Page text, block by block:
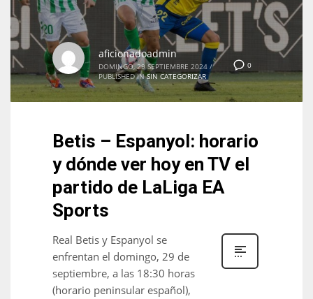
0
aficionadoadmin
DOMINGO, 29 SEPTIEMBRE 2024 /
PUBLISHED IN SIN CATEGORIZAR
Betis – Espanyol: horario
y dónde ver hoy en TV el
partido de LaLiga EA
Sports
Real Betis y Espanyol se
enfrentan el domingo, 29 de
septiembre, a las 18:30 horas
(horario peninsular español),